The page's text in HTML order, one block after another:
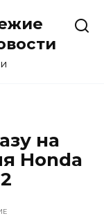
на
Honda